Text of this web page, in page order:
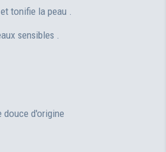
tonifie la peau .
sensibles .
douce d'origine